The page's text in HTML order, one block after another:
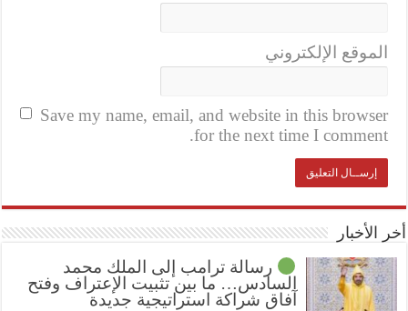
الموقع الإلكتروني
Save my name, email, and website in this browser
for the next time I comment.
أخر الأخبار
رسالة ترامب إلى الملك محمد
السادس… ما بين تثبيت الإعتراف وفتح
آفاق شراكة استراتيجية جديدة